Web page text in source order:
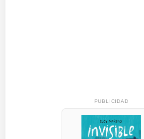
PUBLICIDAD